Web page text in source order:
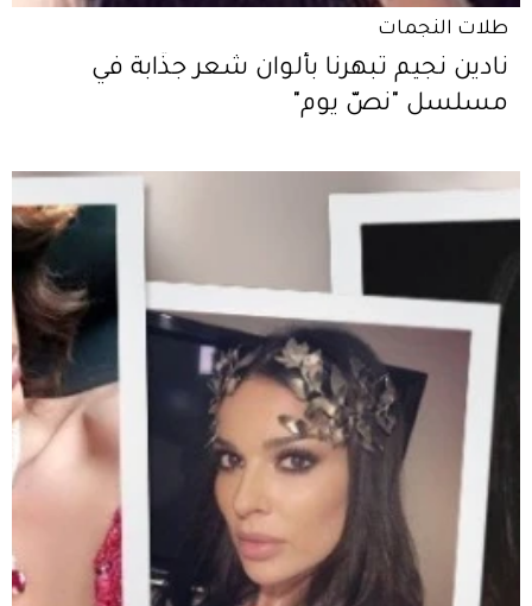
طلات النجمات
نادين نجيم تبهرنا بألوان شعر جذّابة في
مسلسل "نصّ يوم"